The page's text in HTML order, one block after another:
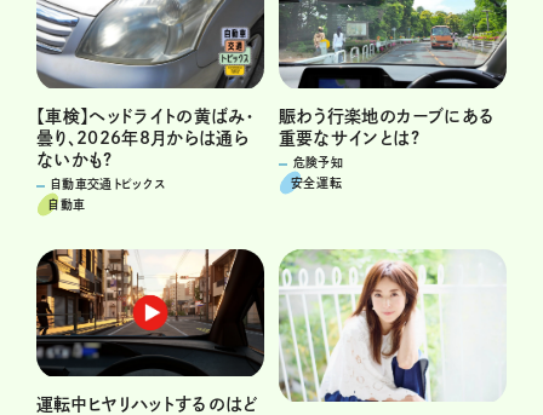
【車検】ヘッドライトの黄ばみ・
曇り、2026年8月からは通ら
ないかも?
自動車交通トピックス
自動車
賑わう行楽地のカーブにある
重要なサインとは?
危険予知
安全運転
運転中ヒヤリハットするのはど